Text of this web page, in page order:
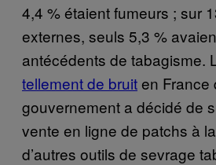
4,4 % étaient fumeurs ; sur
externes, seuls 5,3 %
antécédents de tabagisme.
tellement de bruiten France
gouvernement a décidé de
vente en ligne de patchs à
d’autres outils de sevrage